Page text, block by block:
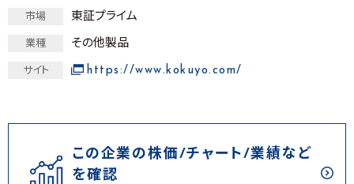
市場 東証プライム
業種 その他製品
サイト https://www.kokuyo.com/
この企業の株価/チャート/業績など
を確認